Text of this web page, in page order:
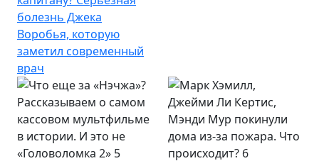
болезнь Джека
Воробья, которую
заметил современный
врач